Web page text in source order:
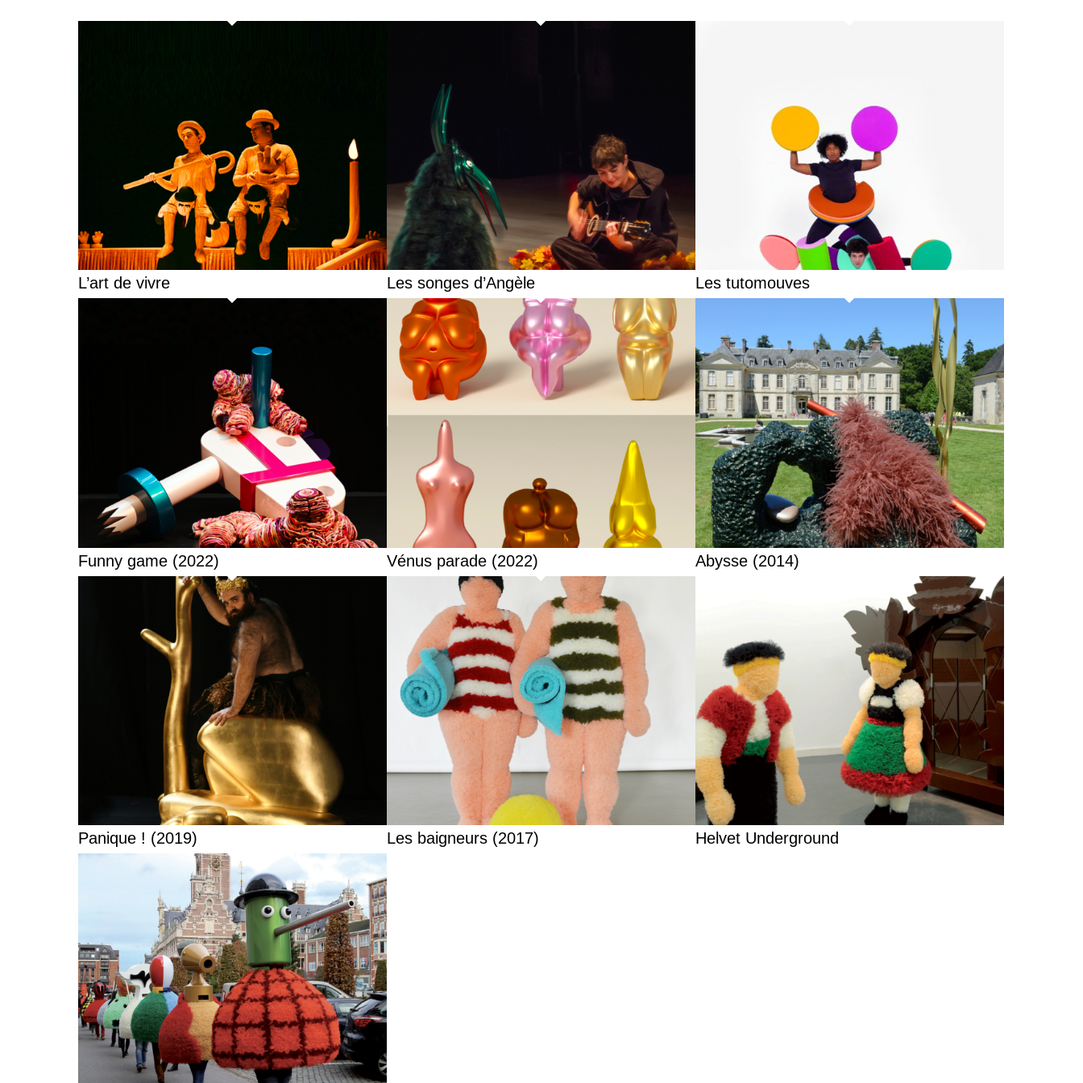
L’art de vivre Les songes d’Angèle Les tutomouves
Funny game (2022) Vénus parade (2022) Abysse (2014)
Panique ! (2019) Les baigneurs (2017) Helvet Underground